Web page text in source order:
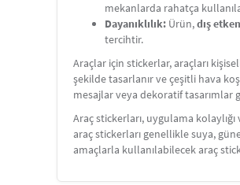
mekanlarda rahatça
Dayanıklılık: Ürün,dış
tercihtir.
Araçlar için stickerlar, araçları
şekilde tasarlanır ve çeşitli hava
mesajlar veya dekoratif tasarımlar
Araç stickerları, uygulama
araç stickerları genellikle suya,
amaçlarla kullanılabilecek araç